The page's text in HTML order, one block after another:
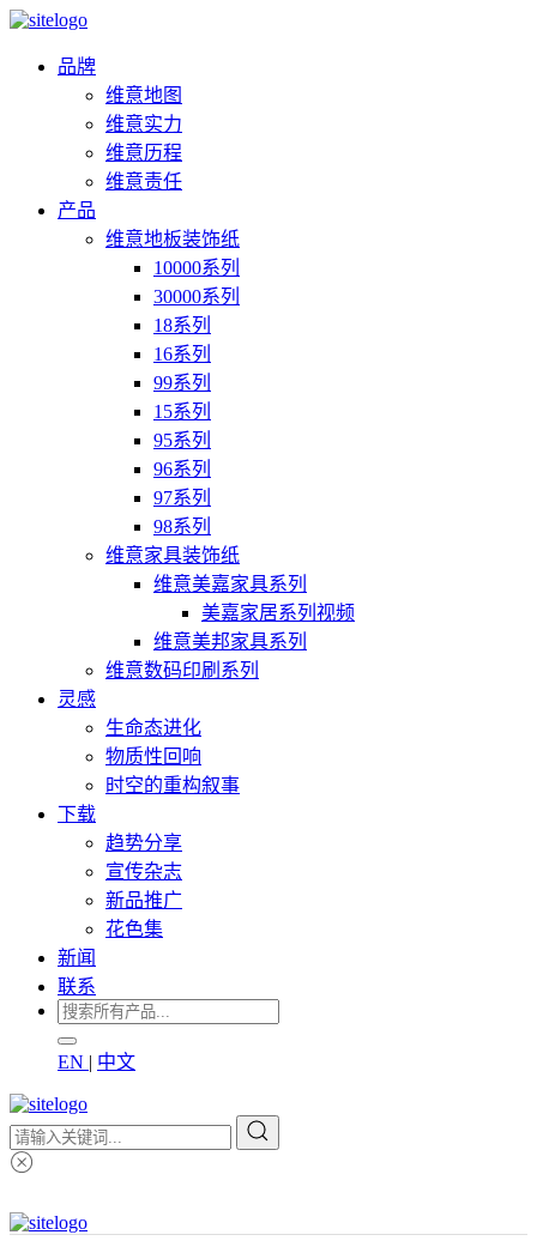
品牌
维意地图
维意实力
维意历程
维意责任
产品
维意地板装饰纸
10000系列
30000系列
18系列
16系列
99系列
15系列
95系列
96系列
97系列
98系列
维意家具装饰纸
维意美嘉家具系列
美嘉家居系列视频
维意美邦家具系列
维意数码印刷系列
灵感
生命态进化
物质性回响
时空的重构叙事
下载
趋势分享
宣传杂志
新品推广
花色集
新闻
联系
EN | 中文